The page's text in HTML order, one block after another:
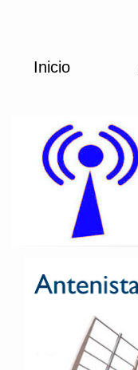
Inicio